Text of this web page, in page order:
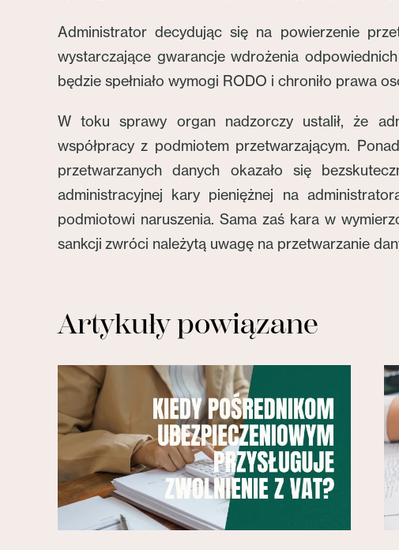
Administrator decydując się na powierzenie
wystarczające gwarancje wdrożenia
będzie spełniało wymogi RODO i chroniło prawa
W toku sprawy organ nadzorczy ustalił, że
współpracy z podmiotem przetwarzającym.
przetwarzanych danych okazało się
administracyjnej kary pieniężnej na
podmiotowi naruszenia. Sama zaś kara w
sankcji zwróci należytą uwagę na przetwarzanie
Artykuły powiązane